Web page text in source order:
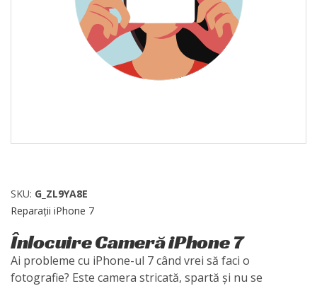
SKU: G_ZL9YA8E
Reparații iPhone 7
Înlocuire Cameră iPhone 7
Ai probleme cu iPhone-ul 7 când vrei să faci o
fotografie? Este camera stricată, spartă și nu se